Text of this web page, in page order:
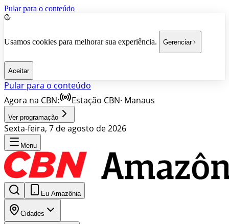
Pular para o conteúdo
Usamos cookies para melhorar sua experiência. Gerenciar
Aceitar
Pular para o conteúdo
Agora na CBN:
Estação CBN· Manaus
Ver programação
Sexta-feira, 7 de agosto de 2026
Menu
Eu Amazônia
Cidades